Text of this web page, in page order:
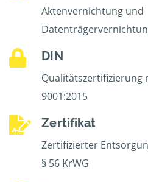
Aktenvernichtung und
DIN
Qualitätszertifizierung
9001:2015
Zertifikat
Zertifizierter
§ 56 KrWG